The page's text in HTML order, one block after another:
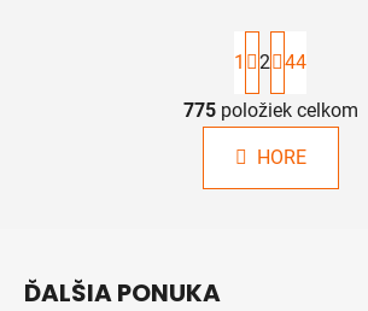
O
v
l
á
S
t
r
á
n
k
1 2 44
775položiek celkom
HORE
ĎALŠIA PONUKA